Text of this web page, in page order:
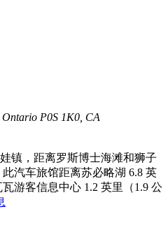
P0S 1K0, CA
镇，距离罗斯博士海滩和狮子
汽车旅馆距离苏必略湖 6.8 英
游客信息中心 1.2 英里（1.9 公